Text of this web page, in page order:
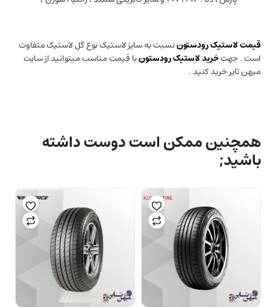
قیمت لاستیک رودستوننسبت به سایز لاستیک نوع گل لاستیک متفاوت
است . جهتخرید لاستیک رودستونبا قیمت مناسب میتوانید از سایت
میهن تایر خرید کنید .
همچنین ممکن است دوست داشته
باشید;